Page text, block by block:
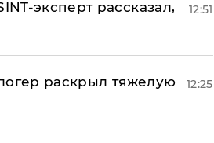
эксперт рассказал,
12:51
раскрыл тяжелую
12:25